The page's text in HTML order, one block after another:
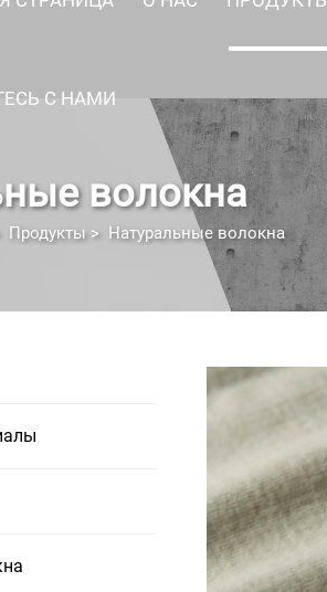
С НАМИ
волокна
Продукты > Натуральные волокна